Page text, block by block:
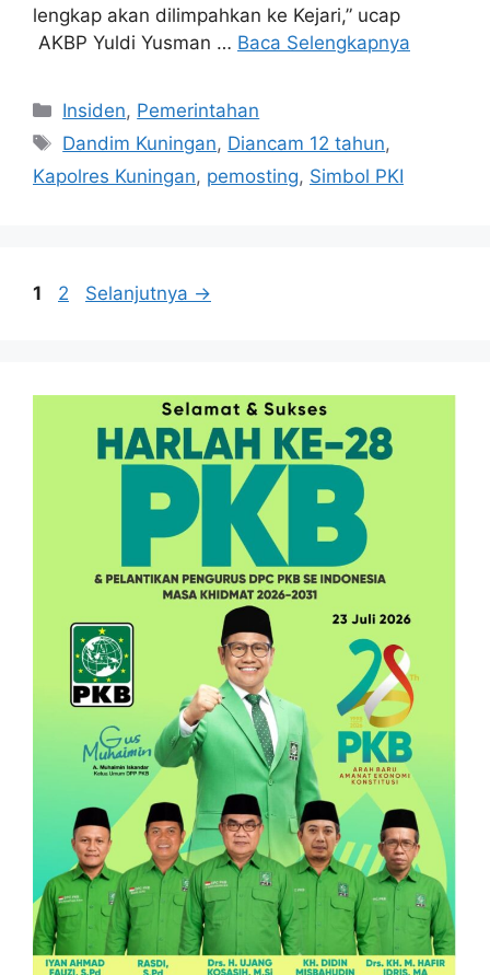
lengkap akan dilimpahkan ke Kejari,” ucap
AKBP Yuldi Yusman … Baca Selengkapnya
Kategori
Insiden, Pemerintahan
Tag
Dandim Kuningan, Diancam 12 tahun,
Kapolres Kuningan, pemosting, Simbol PKI
Halaman
1 Halaman
2 Selanjutnya →